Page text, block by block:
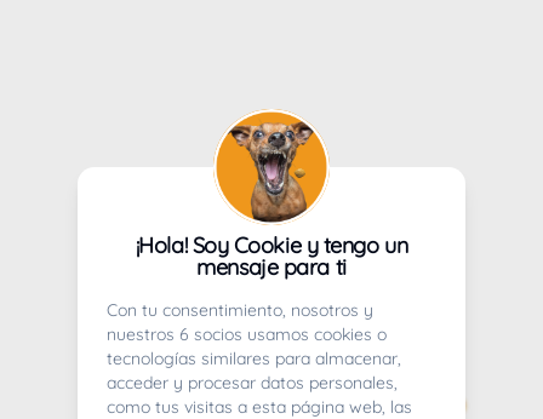
¡Hola! Soy Cookie y tengo un
mensaje para ti
Con tu consentimiento, nosotros y
nuestros 6 socios usamos cookies o
tecnologías similares para almacenar,
acceder y procesar datos personales,
como tus visitas a esta página web, las